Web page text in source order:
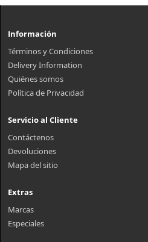
Información
Términos y Condiciones
Delivery Information
Quiénes somos
Política de Privacidad
Servicio al Cliente
Contáctenos
Devoluciones
Mapa del sitio
Extras
Marcas
Especiales